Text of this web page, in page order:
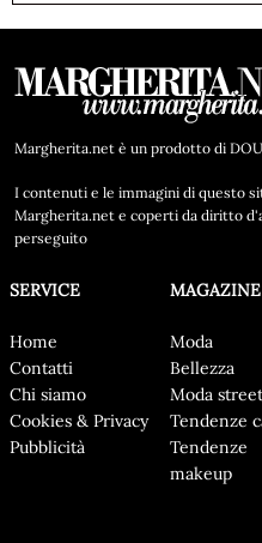
Margherita.net è un prodotto di
I contenuti e le immagini di questo
Margherita.net e coperti da diritto
perseguito
SERVICE
Home
Contatti
Chi siamo
Cookies & Privacy
Pubblicità
MAGAZINE
Moda
Bellezza
Moda
Tendenze
Tendenze
makeup